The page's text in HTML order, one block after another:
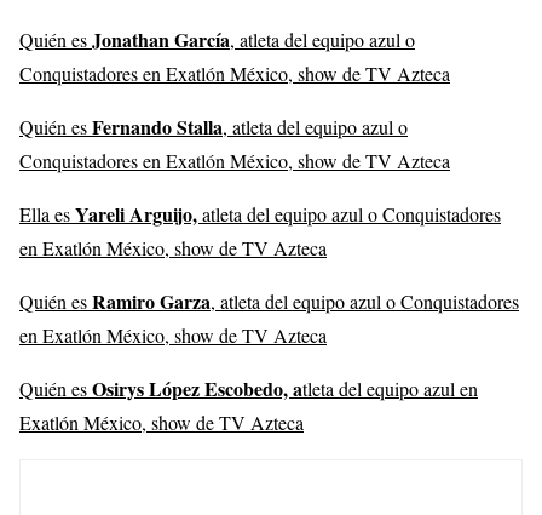
Quién esJonathan García, atleta del equipo azul o
Conquistadores en Exatlón México, show de TV Azteca
Quién esFernando Stalla, atleta del equipo azul o
Conquistadores en Exatlón México, show de TV Azteca
Ella esYareli Arguijo,atleta del equipo azul o Conquistadores
en Exatlón México, show de TV Azteca
Quién esRamiro Garza, atleta del equipo azul o Conquistadores
en Exatlón México, show de TV Azteca
Quién esOsirys López Escobedo, atleta del equipo azul en
Exatlón México, show de TV Azteca